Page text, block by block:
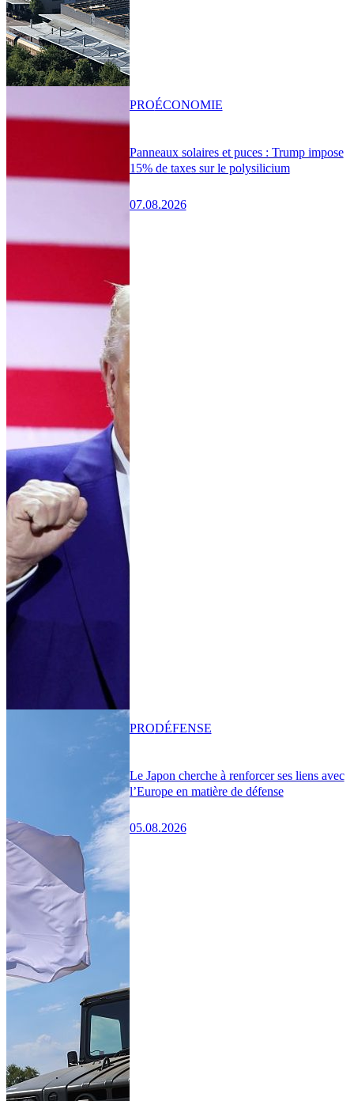
Panneaux solaires et puces : Trump impose
15% de taxes sur le polysilicium
07.08.2026
PROÉCONOMIE
Le Japon cherche à renforcer ses liens avec
l’Europe en matière de défense
05.08.2026
PRODÉFENSE